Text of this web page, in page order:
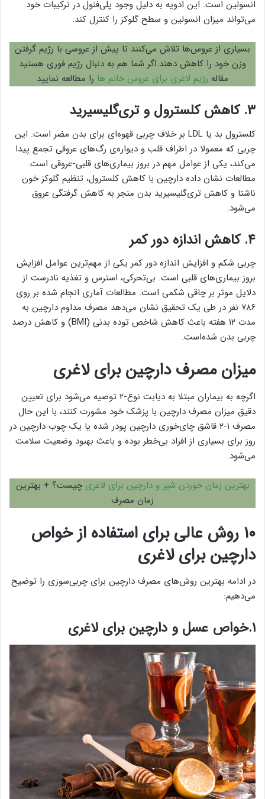
انسولین است. این ادویه به دلیل وجود پلی‌فنول در ترکیبات خود
می‌تواند میزان انسولین و سطح گلوکز را کنترل کند.
بسیاری از عروس‌ها تلاش می‌کنند تا پیش از عروسی با رژیم گرفتن
وزن خود را کاهش دهند.اگر شما هم به دنبال رژیم فوری هستید
مقاله رژیم لاغری برای عروس خانم ها را مطالعه نمایید
۳. کاهش کلسترول و تری‌گلیسیرید
کلسترول بد یا LDL بر خلاف چربی قهوه‌ای برای بدن مضر است. این
چربی که معمولا در اطراف قلب و دیواره‌ی رگ‌های عروقی تجمع پیدا
می‌کند، یکی از عوامل مهم در بروز بیماری‌های قلبی-عروقی است.
مطالعات نشان داده دارچین با کاهش کلسترول، تنظیم گلوکز خون
ناشتا و کاهش تری‌گلیسیرید بدن منجر به کاهش گرفتگی عروق
می‌شود.
۴. کاهش اندازه دور کمر
چربی شکم و افزایش اندازه دور کمر یکی از مهم‌ترین عوامل افزایش
بروز بیماری‌های قلبی است. بی‌تحرکی، استرس و تغذیه نادرست از
دلایل موثر بر چاقی شکمی است. مطالعات آماری انجام شده بر روی
۷۸۶ نفر در طی یک تحقیق نشان می‌دهد مصرف مداوم دارچین به
مدت ۱۲ هفته باعث کاهش شاخص توده بدنی (BMI) و کاهش درصد
چربی بدن شده‌است.
میزان مصرف دارچین برای لاغری
اگرچه به بیماران مبتلا به دیابت نوع-۲ توصیه می‌شود برای تعیین
دقیق میزان مصرف دارچین با پزشک خود مشورت کنند، با این حال
مصرف ۱-۲ قاشق چای‌خوری دارچین پودر شده یا یک چوب دارچین در
روز برای بسیاری از افراد بی‌خطر بوده و باعث بهبود وضعیت سلامت
می‌شود.
بهترین زمان خوردن شیر و دارچین برای لاغری چیست؟ + بهترین
زمان مصرف
۱۰ روش عالی برای استفاده از خواص
دارچین برای لاغری
در ادامه بهترین روش‌های مصرف دارچین برای چربی‌سوزی را توضیح
می‌دهیم:
۱.خواص عسل و دارچین برای لاغری